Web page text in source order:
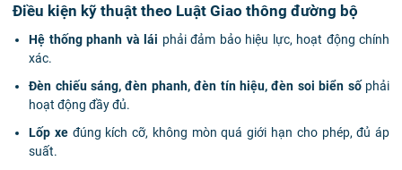
Điều kiện kỹ thuật theo Luật Giao thông đường bộ
Hệ thống phanh và lái phải đảm bảo hiệu lực, hoạt động chính
xác.
Đèn chiếu sáng, đèn phanh, đèn tín hiệu, đèn soi biển sốphải
hoạt động đầy đủ.
Lốp xeđúng kích cỡ, không mòn quá giới hạn cho phép, đủ áp
suất.